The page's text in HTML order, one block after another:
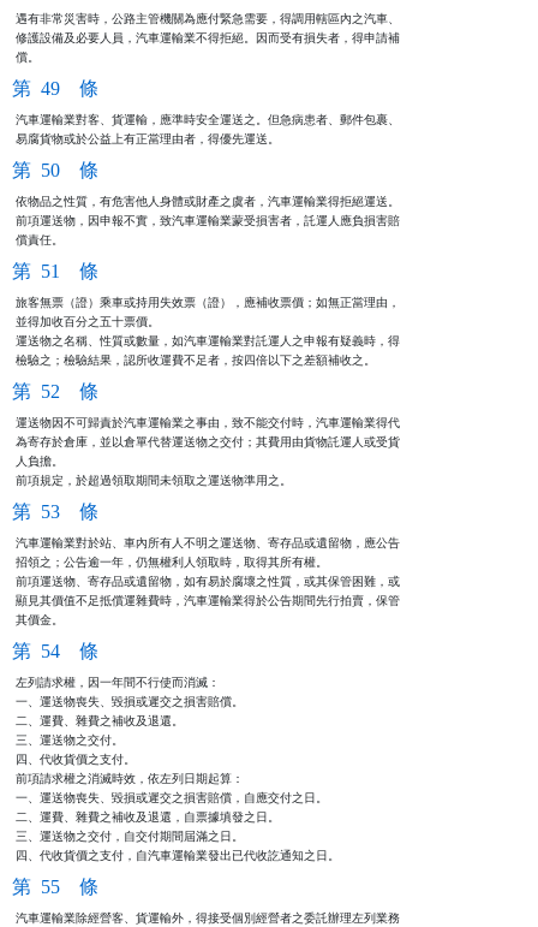
遇有非常災害時，公路主管機關為應付緊急需要，得調用轄區內之汽車、
修護設備及必要人員，汽車運輸業不得拒絕。因而受有損失者，得申請補
償。
第 49 條
汽車運輸業對客、貨運輸，應準時安全運送之。但急病患者、郵件包裹、
易腐貨物或於公益上有正當理由者，得優先運送。
第 50 條
依物品之性質，有危害他人身體或財產之虞者，汽車運輸業得拒絕運送。
前項運送物，因申報不實，致汽車運輸業蒙受損害者，託運人應負損害賠
償責任。
第 51 條
旅客無票（證）乘車或持用失效票（證），應補收票價；如無正當理由，
並得加收百分之五十票價。
運送物之名稱、性質或數量，如汽車運輸業對託運人之申報有疑義時，得
檢驗之；檢驗結果，認所收運費不足者，按四倍以下之差額補收之。
第 52 條
運送物因不可歸責於汽車運輸業之事由，致不能交付時，汽車運輸業得代
為寄存於倉庫，並以倉單代替運送物之交付；其費用由貨物託運人或受貨
人負擔。
前項規定，於超過領取期間未領取之運送物準用之。
第 53 條
汽車運輸業對於站、車內所有人不明之運送物、寄存品或遺留物，應公告
招領之；公告逾一年，仍無權利人領取時，取得其所有權。
前項運送物、寄存品或遺留物，如有易於腐壞之性質，或其保管困難，或
顯見其價值不足抵償運雜費時，汽車運輸業得於公告期間先行拍賣，保管
其價金。
第 54 條
左列請求權，因一年間不行使而消滅：
一、運送物喪失、毀損或遲交之損害賠償。
二、運費、雜費之補收及退還。
三、運送物之交付。
四、代收貨價之支付。
前項請求權之消滅時效，依左列日期起算：
一、運送物喪失、毀損或遲交之損害賠償，自應交付之日。
二、運費、雜費之補收及退還，自票據填發之日。
三、運送物之交付，自交付期間屆滿之日。
四、代收貨價之支付，自汽車運輸業發出已代收訖通知之日。
第 55 條
汽車運輸業除經營客、貨運輸外，得接受個別經營者之委託辦理左列業務